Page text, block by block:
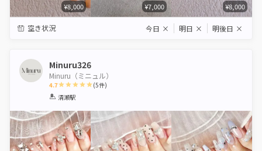
¥8,000 ¥7,000 ¥8,000
空き状況 今日 × 明日 × 明後日 ×
Minuru326
Minuru（ミニュル）
4.7
1 2 3
(5件)
清瀬駅